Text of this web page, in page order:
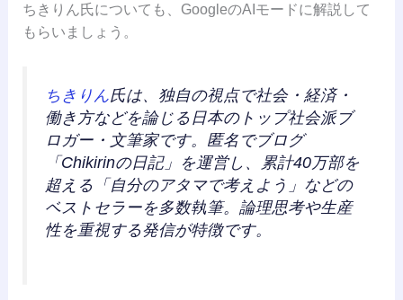
ちきりん氏についても、GoogleのAIモードに解説して
もらいましょう。
ちきりん氏は、独自の視点で社会・経済・
働き方などを論じる日本のトップ社会派ブ
ロガー・文筆家です。匿名でブログ
「Chikirinの日記」を運営し、累計40万部を
超える「自分のアタマで考えよう」などの
ベストセラーを多数執筆。論理思考や生産
性を重視する発信が特徴です。